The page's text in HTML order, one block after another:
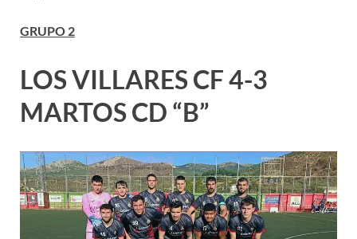
GRUPO 2
LOS VILLARES CF 4-3
MARTOS CD “B”